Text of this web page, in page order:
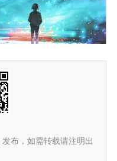
发布，如需转载请注明出